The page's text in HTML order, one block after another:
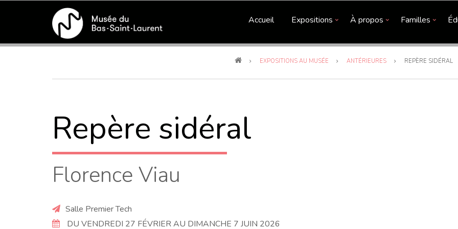
principal
Accueil Expositions À propos Familles
Fil
EXPOSITIONS AU MUSÉE ANTÉRIEURES REPÈRE SIDÉRAL
Repère sidéral
Florence Viau
Salle Premier Tech
DU VENDREDI 27 FÉVRIER AU DIMANCHE 7 JUIN 2026